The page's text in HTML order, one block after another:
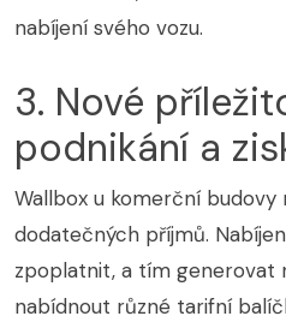
nabíjení svého vozu.
3. Nové
podnikání a
Wallbox u komerční
dodatečných příjmů.
zpoplatnit, a tím generovat
nabídnout různé tarifní